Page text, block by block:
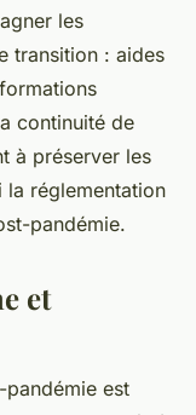
les
transition : aides
continuité de
à préserver les
réglementation
pandémie.
et
pandémie est